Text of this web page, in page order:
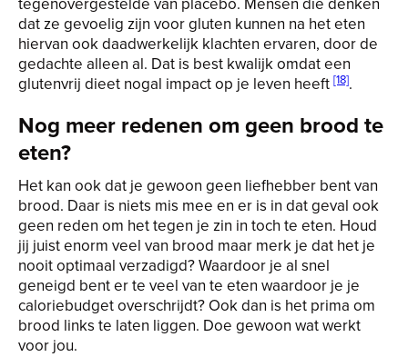
dat ze gevoelig zijn voor gluten kunnen na het eten
hiervan ook daadwerkelijk klachten ervaren, door de
gedachte alleen al. Dat is best kwalijk omdat een
glutenvrij dieet nogal impact op je leven heeft [18].
Nog meer redenen om geen brood te
eten?
Het kan ook dat je gewoon geen liefhebber bent van
brood. Daar is niets mis mee en er is in dat geval ook
geen reden om het tegen je zin in toch te eten. Houd
jij juist enorm veel van brood maar merk je dat het je
nooit optimaal verzadigd? Waardoor je al snel
geneigd bent er te veel van te eten waardoor je je
caloriebudget overschrijdt? Ook dan is het prima om
brood links te laten liggen. Doe gewoon wat werkt
voor jou.